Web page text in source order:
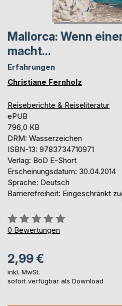
Mallorca: Wenn
macht...
Erfahrungen
Christiane Fernholz
Reiseberichte & Reiseliteratur
ePUB
796,0 KB
DRM: Wasserzeichen
ISBN-13: 9783734710971
Verlag: BoD E-Short
Erscheinungsdatum: 30.04.2014
Sprache: Deutsch
Barrierefreiheit: Eingeschränkt
Bewertung::
0%
0 Bewertungen
2,99 €
inkl. MwSt.
sofort verfügbar als Download